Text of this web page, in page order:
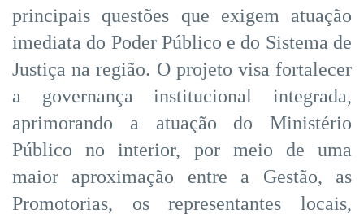
principais questões que exigem atuação
imediata do Poder Público e do Sistema de
Justiça na região. O projeto visa fortalecer
a governança institucional integrada,
aprimorando a atuação do Ministério
Público no interior, por meio de uma
maior aproximação entre a Gestão, as
Promotorias, os representantes locais,